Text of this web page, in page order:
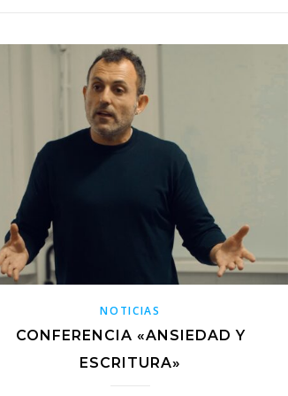
NOTICIAS
CONFERENCIA «ANSIEDAD Y
ESCRITURA»